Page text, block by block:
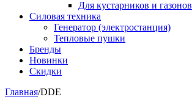
Для кустарников и газонов
Силовая техника
Генератор (электростанция)
Тепловые пушки
Бренды
Новинки
Скидки
Главная/DDE